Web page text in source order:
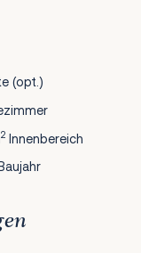
(opt.)
2Innenbereich